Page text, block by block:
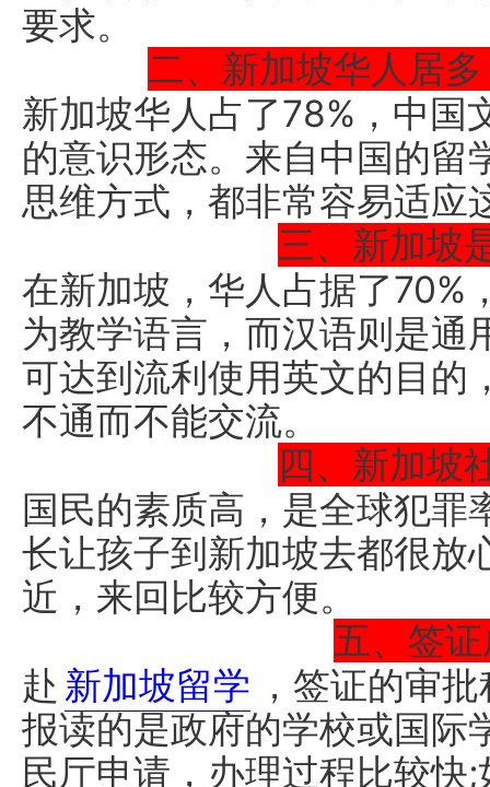
要求。
二、新加坡华人居
新加坡华人占了78%，中国
的意识形态。来自中国的留
思维方式，都非常容易适应
三、新加坡
在新加坡，华人占据了70%
为教学语言，而汉语则是通
可达到流利使用英文的目的
不通而不能交流。
四、新加坡
国民的素质高，是全球犯罪
长让孩子到新加坡去都很放
近，来回比较方便。
五、签
赴 新加坡留学 ，签证的审
报读的是政府的学校或国际
民厅申请，办理过程比较快